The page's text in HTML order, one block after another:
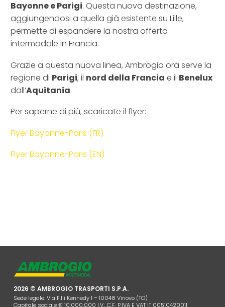
Bayonne e Parigi. Questa nuova destinazione,
aggiungendosi a quella già esistente su Lille,
permette di espandere la nostra offerta
intermodale in Francia.
Grazie a questa nuova linea, Ambrogio ora serve la
regione di Parigi, il nord della Francia e il Benelux
dall’Aquitania.
Per saperne di più, scaricate il flyer:
Flyer Bayonne-Paris (FR)
Flyer Bayonne-Paris (EN)
2026 © AMBROGIO TRASPORTI S.P.A.
Sede legale: Via F.lli Kennedy 1 – 10048 Vinovo (TO)
Capitale sociale € 10.000.000 I.V., C.F. P.IVA E VAT IT 00510420011